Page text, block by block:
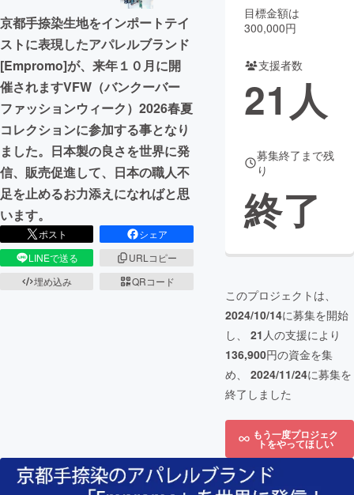
CAMPFIRE for Social Good
CAMPFIRE Creation
CAMPFIREふるさと納税machi-ya コミュニティ
京都手捺染生地をインポートテイ
ストに表現したアパレルブランド
[Empromo]が、来年１０月に開
催されますVFW（バンクーバー
ファッションウィーク）2026春夏
コレクションに参加する事となり
ました。日本製の良さを世界に発
信、販売促進して、日本の職人不
足を止めるお力添えになればと思
います。
ポスト
シェア
LINEで送る
URLコピー
埋め込み
QRコード
目標金額は
300,000円
支援者数
21 人
募集終了まで残
り
終了
このプロジェクトは、
2024/10/14に募集を開始
し、 21 人の支援により
136,900円の資金を集
め、 2024/11/24に募集を
終了しました
もう一度プロジェク
トをやってほしい